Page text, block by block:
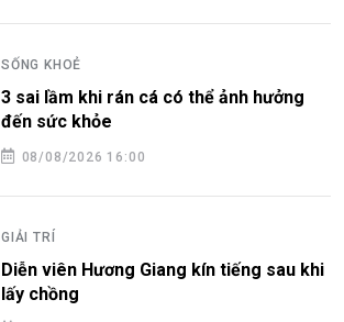
SỐNG KHOẺ
3 sai lầm khi rán cá có thể ảnh hưởng
đến sức khỏe
08/08/2026 16:00
GIẢI TRÍ
Diễn viên Hương Giang kín tiếng sau khi
lấy chồng